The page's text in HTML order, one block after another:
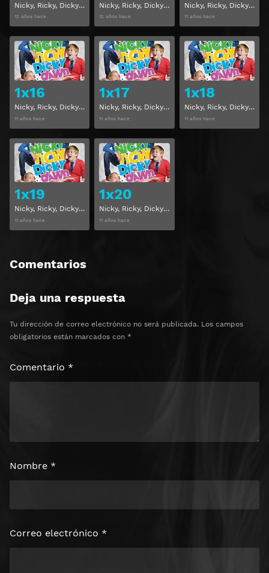
Nicky, Ricky, Dicky y Dawn Temporada 1 Capitulo 13
12 años hace
Nicky, Ricky, Dicky y Dawn Temporada 1 Capitulo 14
12 años hace
Nicky, Ricky, Dicky y Dawn Temporada 1 Capitulo 15
11 años hace
1x16
Nicky, Ricky, Dicky y Dawn Temporada 1 Capitulo 16
11 años hace
Ver
1x17
Nicky, Ricky, Dicky y Dawn Temporada 1 Capitulo 17
11 años hace
Ver
1x18
Nicky, Ricky, Dicky y Dawn Temporada 1 Capitulo 18
11 años hace
1x19
Nicky, Ricky, Dicky y Dawn Temporada 1 Capitulo 19
11 años hace
Ver
1x20
Nicky, Ricky, Dicky y Dawn Temporada 1 Capitulo 20
11 años hace
Comentarios
Deja una respuesta
Tu dirección de correo electrónico no será publicada. Los campos
obligatorios están marcados con *
Comentario *
Nombre *
Correo electrónico *